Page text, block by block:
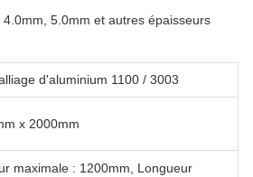
5.0mm et autres épaisseurs
d'aluminium 1100 / 3003
x 2000mm
maximale : 1200mm, Longueur